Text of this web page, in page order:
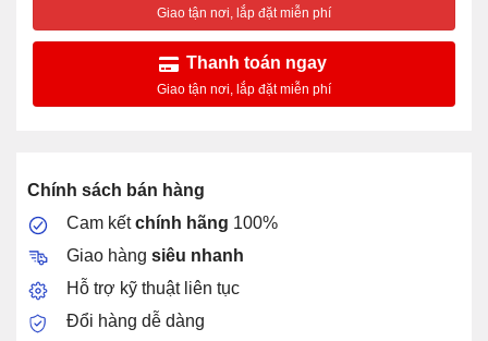
Thanh toán ngay
Chính sách bán hàng
Cam kếtchính hãng 100%
Giao hàng siêu nhanh
Hỗ trợ kỹ thuật liên tục
Đổi hàng dễ dàng